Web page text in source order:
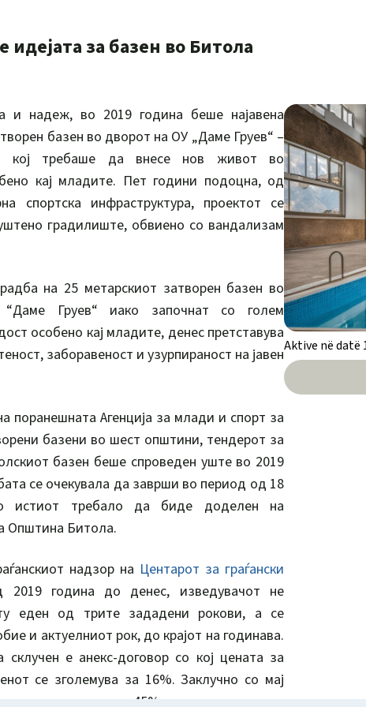
идејата за базен во Битола
и надеж, во 2019 година беше најавена
базен во дворот на ОУ „Даме Груев“ –
кој требаше да внесе нов живот во
кај младите. Пет години подоцна, од
спортска инфраструктура, проектот се
градилиште, обвиено со вандализам
на 25 метарскиот затворен базен во
Груев“ иако започнат со голем
особено кај младите, денес претставува
заборавеност и узурпираност на јавен
поранешната Агенција за млади и спорт за
базени во шест општини, тендерот за
базен беше спроведен уште во 2019
се очекувала да заврши во период од 18
истиот требало да биде доделен на
Општина Битола.
надзор на Центарот за граѓански
2019 година до денес, изведувачот не
еден од трите зададени рокови, а се
и актуелниот рок, до крајот на годинава.
склучен е анекс-договор со кој цената за
се зголемува за 16%. Заклучно со мај
се само 45% од предвидените
Aktive në datë